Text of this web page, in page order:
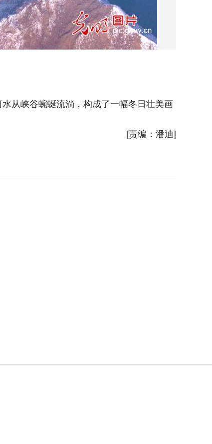
从峡谷蜿蜒流淌，构成了一幅冬日壮美画
[责编：潘迪]